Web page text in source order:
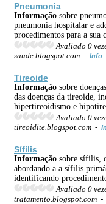
Pneumonia
Informação sobre
pneumonia hospitalar e
procedimentos para a sua
Avaliado 0
saude.blogspot.com - Info
Tireoide
Informação sobre
das doenças da tireoide,
hipertireoidismo e
Avaliado 0
tireoidite.blogspot.com -
Sífilis
Informação sobre sífilis,
abordando a a sífilis
identificando
Avaliado 0
tratamento.blogspot.com -